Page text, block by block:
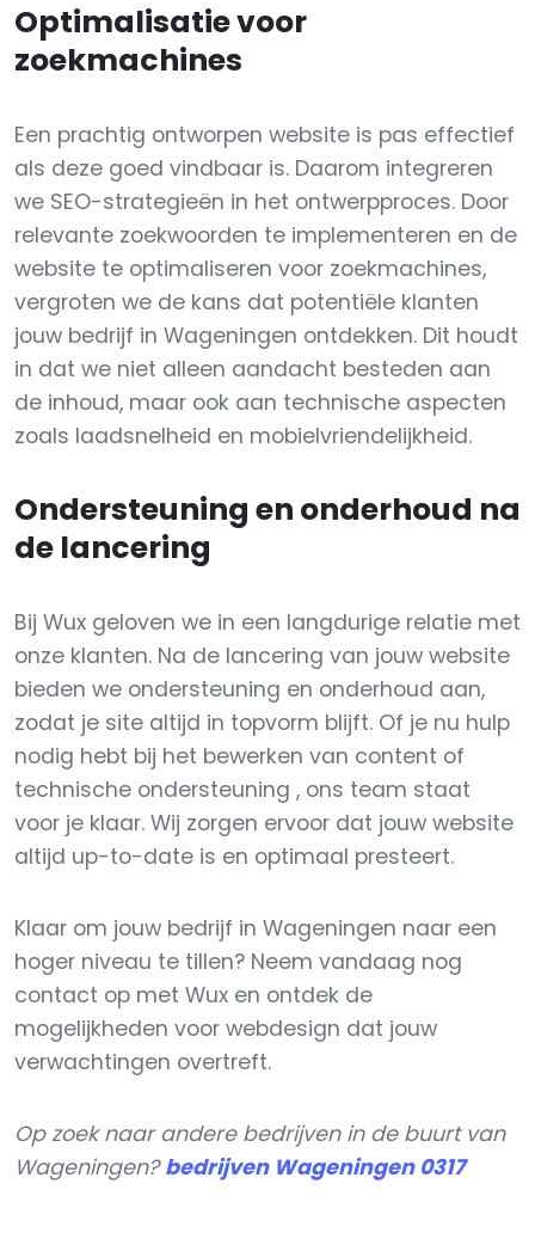
Optimalisatie voor
zoekmachines
Een prachtig ontworpen website is pas effectief
als deze goed vindbaar is. Daarom integreren
we SEO-strategieën in het ontwerpproces. Door
relevante zoekwoorden te implementeren en de
website te optimaliseren voor zoekmachines,
vergroten we de kans dat potentiële klanten
jouw bedrijf in Wageningen ontdekken. Dit houdt
in dat we niet alleen aandacht besteden aan
de inhoud, maar ook aan technische aspecten
zoals laadsnelheid en mobielvriendelijkheid.
Ondersteuning en onderhoud na
de lancering
Bij Wux geloven we in een langdurige relatie met
onze klanten. Na de lancering van jouw website
bieden we ondersteuning en onderhoud aan,
zodat je site altijd in topvorm blijft. Of je nu hulp
nodig hebt bij het bewerken van content of
technische ondersteuning , ons team staat
voor je klaar. Wij zorgen ervoor dat jouw website
altijd up-to-date is en optimaal presteert.
Klaar om jouw bedrijf in Wageningen naar een
hoger niveau te tillen? Neem vandaag nog
contact op met Wux en ontdek de
mogelijkheden voor webdesign dat jouw
verwachtingen overtreft.
Op zoek naar andere bedrijven in de buurt van
Wageningen?bedrijven Wageningen 0317